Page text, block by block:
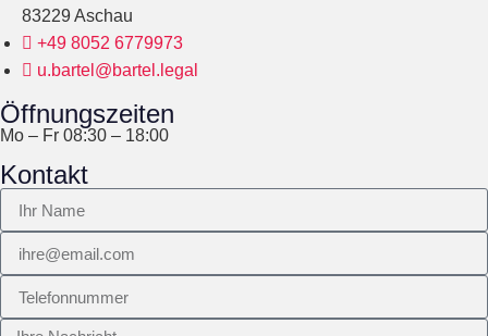
83229 Aschau
+49 8052 6779973
u.bartel@bartel.legal
Öffnungszeiten
Mo – Fr 08:30 – 18:00
Kontakt